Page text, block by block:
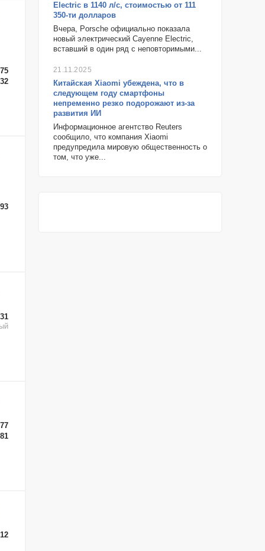
Electric в 1140 л/с, стоимостью от 111
350-ти долларов
Вчера, Porsche официально показала
новый электрический Cayenne Electric,
вставший в один ряд с неповторимыми...
21.11.2025
Китайская Xiaomi убеждена, что в
следующем году смартфоны
непременно резко подорожают из-за
развития ИИ
Информационное агентство Reuters
сообщило, что компания Xiaomi
предупредила мировую общественность о
том, что уже...